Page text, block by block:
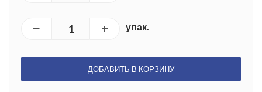
упак.
ДОБАВИТЬ В КОРЗИНУ